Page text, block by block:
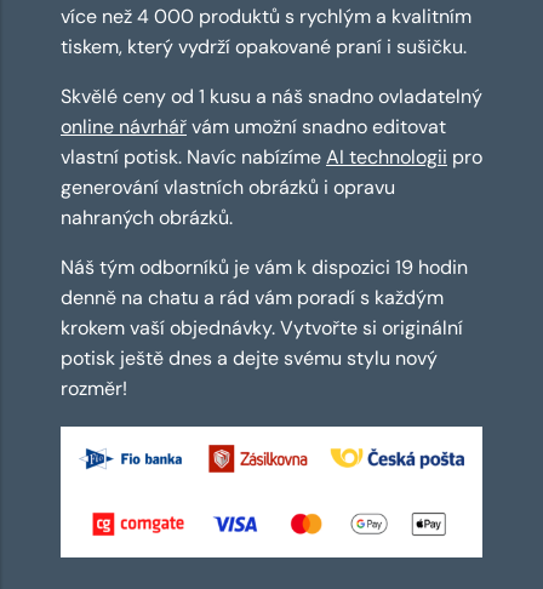
více než 4 000 produktů s rychlým a kvalitním
tiskem, který vydrží opakované praní i sušičku.
Skvělé ceny od 1 kusu a náš snadno ovladatelný
online návrhářvám umožní snadno editovat
vlastní potisk. Navíc nabízímeAI technologii pro
generování vlastních obrázků i opravu
nahraných obrázků.
Náš tým odborníků je vám k dispozici 19 hodin
denně na chatu a rád vám poradí s každým
krokem vaší objednávky. Vytvořte si originální
potisk ještě dnes a dejte svému stylu nový
rozměr!